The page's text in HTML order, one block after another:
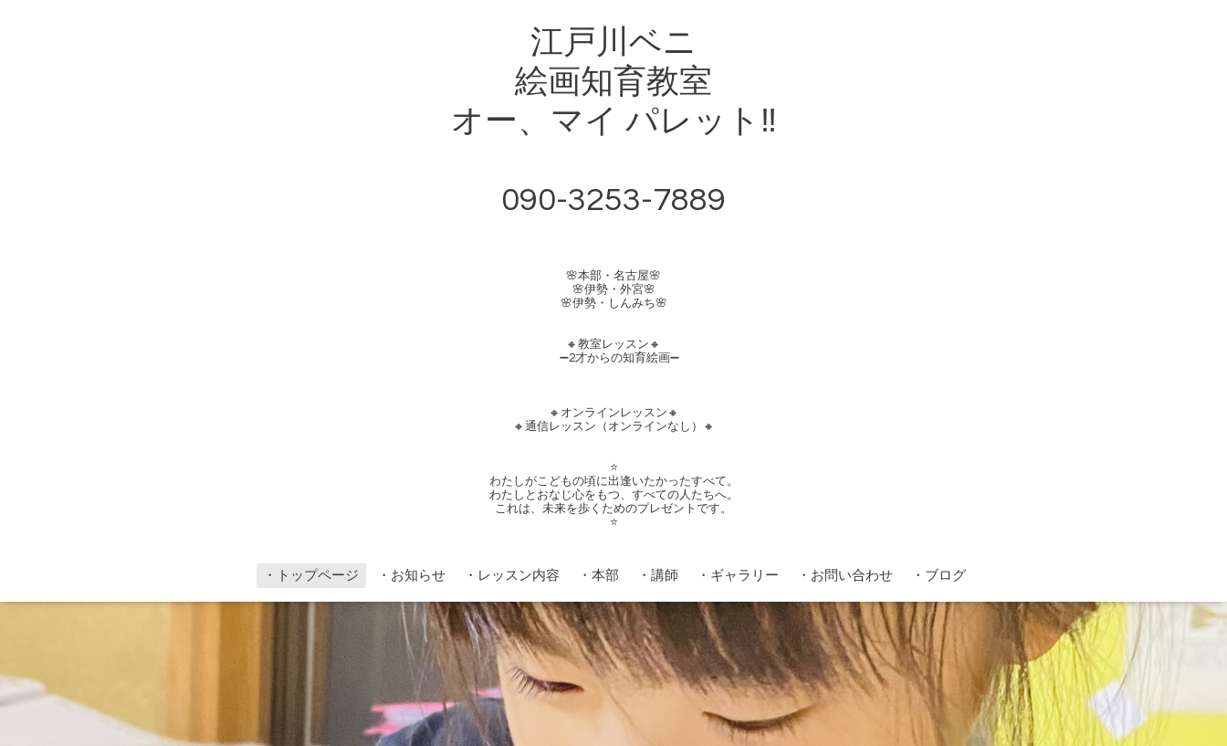
江戸川ベニ
絵画知育教室
オー、マイ パレット‼︎
090-3253-7889
🌸本部・名古屋🌸
🌸伊勢・外宮🌸
🌸伊勢・しんみち🌸
🔸教室レッスン🔸
➖2才からの知育絵画➖
🔸オンラインレッスン🔸
🔸通信レッスン（オンラインなし）🔸
⭐️
わたしがこどもの頃に出逢いたかったすべて。
わたしとおなじ心をもつ、すべての人たちへ。
これは、未来を歩くためのプレゼントです。
⭐️
・トップページ ・お知らせ ・レッスン内容 ・本部 ・講師 ・ギャラリー ・お問い合わせ ・ブログ